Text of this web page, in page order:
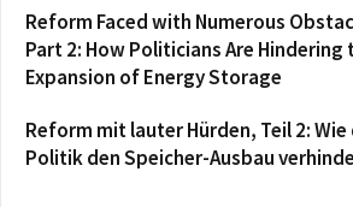
Reform Faced with Numerous
Part 2: How Politicians Are Hindering
Expansion of Energy Storage
Reform mit lauter Hürden, Teil 2: Wie
Politik den Speicher-Ausbau